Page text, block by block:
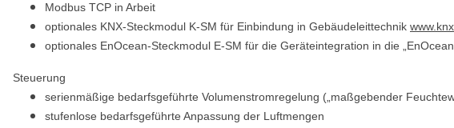
Modbus TCP in Arbeit
optionales KNX-Steckmodul K-SM für Einbindung in Gebäudeleittechnik
optionales EnOcean-Steckmodul E-SM für die Geräteintegration in die
Steuerung
serienmäßige bedarfsgeführte Volumenstromregelung („maßgebender
stufenlose bedarfsgeführte Anpassung der Luftmengen